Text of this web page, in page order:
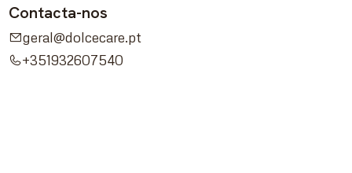
Contacta-nos
geral@dolcecare.pt
+351932607540